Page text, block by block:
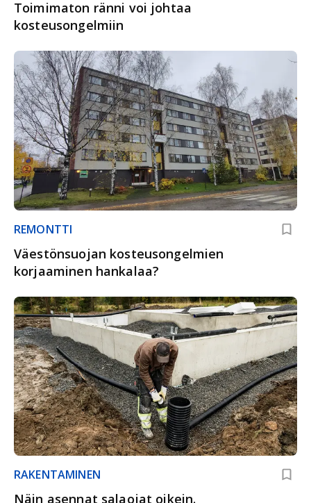
Toimimaton ränni voi johtaa
kosteusongelmiin
REMONTTI
Väestönsuojan kosteusongelmien
korjaaminen hankalaa?
RAKENTAMINEN
Näin asennat salaojat oikein.